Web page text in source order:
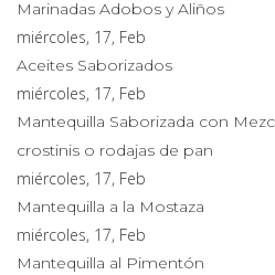
Marinadas Adobos y Aliños
miércoles, 17, Feb
Aceites Saborizados
miércoles, 17, Feb
Mantequilla Saborizada con
crostinis o rodajas de pan
miércoles, 17, Feb
Mantequilla a la Mostaza
miércoles, 17, Feb
Mantequilla al Pimentón